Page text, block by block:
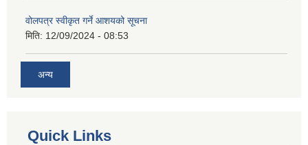
वोलपत्र स्वीकृत गर्ने आशयको सूचना
मिति: 12/09/2024 - 08:53
अन्य
Quick Links